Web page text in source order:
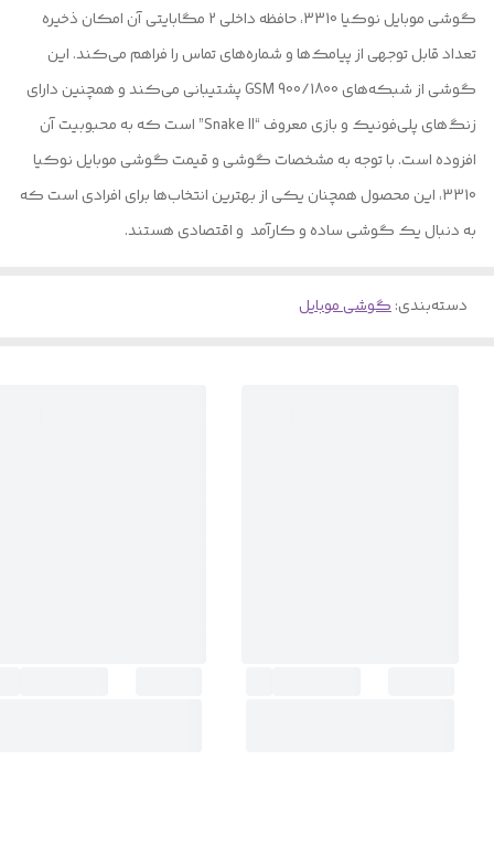
گوشی موبایل نوکیا 3310، حافظه داخلی 2 مگابایتی آن امکان ذخیره
تعداد قابل توجهی از پیامک‌ها و شماره‌های تماس را فراهم می‌کند. این
گوشی از شبکه‌های GSM 900/1800 پشتیبانی می‌کند و همچنین دارای
زنگ‌های پلی‌فونیک و بازی معروف “Snake II” است که به محبوبیت آن
افزوده است. با توجه به مشخصات گوشی و قیمت گوشی موبایل نوکیا
3310، این محصول همچنان یکی از بهترین انتخاب‌ها برای افرادی است که
به دنبال یک گوشی ساده و کارآمد و اقتصادی هستند.
دسته‌بندی:گوشی موبایل